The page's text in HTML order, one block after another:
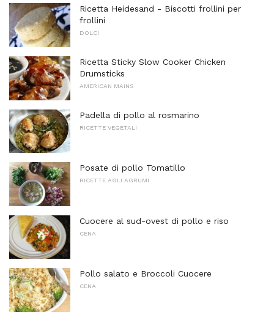
Ricetta Heidesand - Biscotti frollini per
frollini
DOLCI
Ricetta Sticky Slow Cooker Chicken
Drumsticks
AMERICAN MAINS
Padella di pollo al rosmarino
RICETTE VEGETALI
Posate di pollo Tomatillo
RICETTE AGLI AGRUMI
Cuocere al sud-ovest di pollo e riso
CENA
Pollo salato e Broccoli Cuocere
CENA